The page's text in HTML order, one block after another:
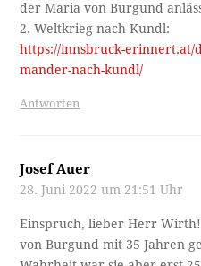
der Maria von Burgund
2. Weltkrieg nach Kundl:
https://innsbruck-erinnert.at/
mander-nach-kundl/
Antworten
Josef Auer
28. Juni 2022 um 21:51 Uhr
Einspruch, lieber Herr
von Burgund mit 35 Jahren